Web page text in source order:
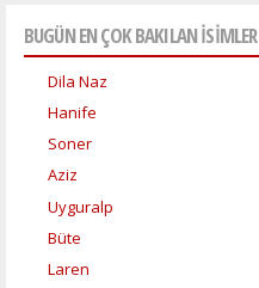
BUGÜN EN ÇOK BAKILAN İSİMLER
Dila Naz
Hanife
Soner
Aziz
Uyguralp
Büte
Laren